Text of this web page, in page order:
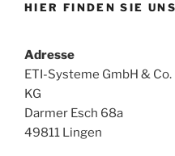
HIER FINDEN SIE UNS
Adresse
ETI-Systeme GmbH & Co.
KG
Darmer Esch 68a
49811 Lingen